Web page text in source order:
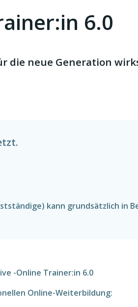
6.0
die neue Generation
kann grundsätzlich in
-Online Trainer:in 6.0
Online-Weiterbildung: